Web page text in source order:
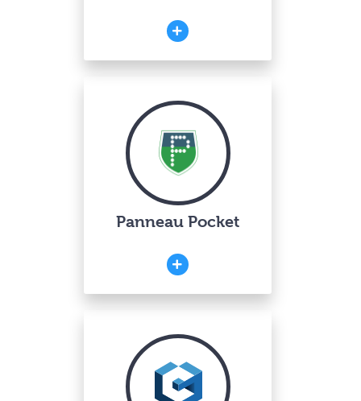
Panneau Pocket